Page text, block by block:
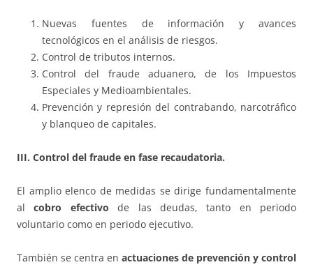
Nuevas fuentes de información y avances
tecnológicos en el análisis de riesgos.
Control de tributos internos.
Control del fraude aduanero, de los Impuestos
Especiales y Medioambientales.
Prevención y represión del contrabando, narcotráfico
y blanqueo de capitales.
III. Control del fraude en fase recaudatoria.
El amplio elenco de medidas se dirige fundamentalmente
alcobro efectivo de las deudas, tanto en periodo
voluntario como en periodo ejecutivo.
También se centra en actuaciones de prevención y control